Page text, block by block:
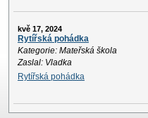
kvě 17, 2024
Rytířská pohádka
Kategorie: Mateřská škola
Zaslal: Vladka
Rytířská pohádka